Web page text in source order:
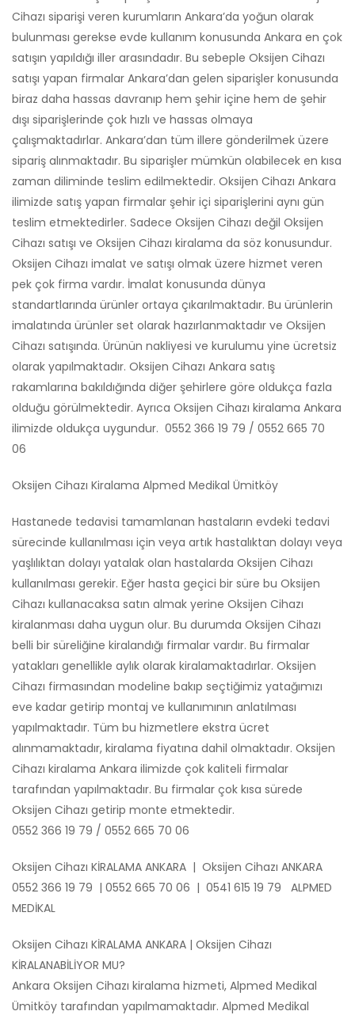
Cihazı siparişi veren kurumların Ankara’da yoğun olarak
bulunması gerekse evde kullanım konusunda Ankara en çok
satışın yapıldığı iller arasındadır. Bu sebeple Oksijen Cihazı
satışı yapan firmalar Ankara’dan gelen siparişler konusunda
biraz daha hassas davranıp hem şehir içine hem de şehir
dışı siparişlerinde çok hızlı ve hassas olmaya
çalışmaktadırlar. Ankara’dan tüm illere gönderilmek üzere
sipariş alınmaktadır. Bu siparişler mümkün olabilecek en kısa
zaman diliminde teslim edilmektedir. Oksijen Cihazı Ankara
ilimizde satış yapan firmalar şehir içi siparişlerini aynı gün
teslim etmektedirler. Sadece Oksijen Cihazı değil Oksijen
Cihazı satışı ve Oksijen Cihazı kiralama da söz konusundur.
Oksijen Cihazı imalat ve satışı olmak üzere hizmet veren
pek çok firma vardır. İmalat konusunda dünya
standartlarında ürünler ortaya çıkarılmaktadır. Bu ürünlerin
imalatında ürünler set olarak hazırlanmaktadır ve Oksijen
Cihazı satışında. Ürünün nakliyesi ve kurulumu yine ücretsiz
olarak yapılmaktadır. Oksijen Cihazı Ankara satış
rakamlarına bakıldığında diğer şehirlere göre oldukça fazla
olduğu görülmektedir. Ayrıca Oksijen Cihazı kiralama Ankara
ilimizde oldukça uygundur. 0552 366 19 79 / 0552 665 70
06
Oksijen Cihazı Kiralama Alpmed Medikal Ümitköy
Hastanede tedavisi tamamlanan hastaların evdeki tedavi
sürecinde kullanılması için veya artık hastalıktan dolayı veya
yaşlılıktan dolayı yatalak olan hastalarda Oksijen Cihazı
kullanılması gerekir. Eğer hasta geçici bir süre bu Oksijen
Cihazı kullanacaksa satın almak yerine Oksijen Cihazı
kiralanması daha uygun olur. Bu durumda Oksijen Cihazı
belli bir süreliğine kiralandığı firmalar vardır. Bu firmalar
yatakları genellikle aylık olarak kiralamaktadırlar. Oksijen
Cihazı firmasından modeline bakıp seçtiğimiz yatağımızı
eve kadar getirip montaj ve kullanımının anlatılması
yapılmaktadır. Tüm bu hizmetlere ekstra ücret
alınmamaktadır, kiralama fiyatına dahil olmaktadır. Oksijen
Cihazı kiralama Ankara ilimizde çok kaliteli firmalar
tarafından yapılmaktadır. Bu firmalar çok kısa sürede
Oksijen Cihazı getirip monte etmektedir.
0552 366 19 79 / 0552 665 70 06
Oksijen Cihazı KİRALAMA ANKARA | Oksijen Cihazı ANKARA
0552 366 19 79 | 0552 665 70 06 | 0541 615 19 79 ALPMED
MEDİKAL
Oksijen Cihazı KİRALAMA ANKARA | Oksijen Cihazı
KİRALANABİLİYOR MU?
Ankara Oksijen Cihazı kiralama hizmeti, Alpmed Medikal
Ümitköy tarafından yapılmamaktadır. Alpmed Medikal